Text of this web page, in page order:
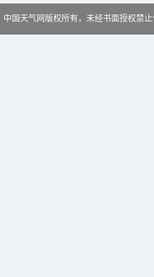
中国天气网版权所有，未经书面授权